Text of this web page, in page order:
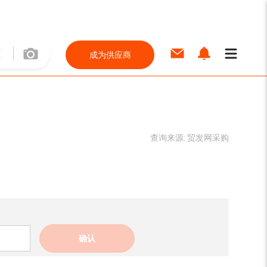
成为供应商
查询来源: 贸发网采购
确认